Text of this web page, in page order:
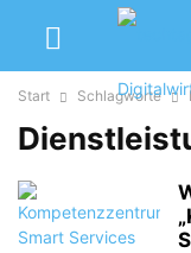
Start Schlagworte